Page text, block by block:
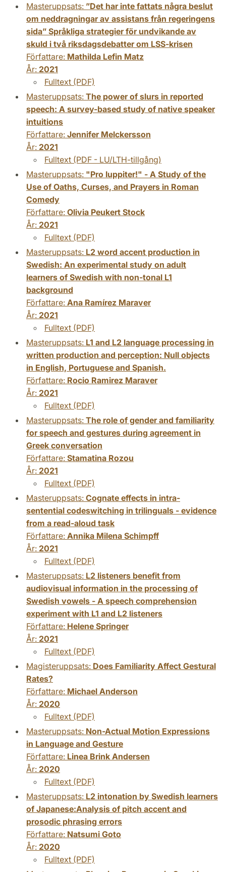
Masteruppsats: ”Det har inte fattats några beslut
om neddragningar av assistans från regeringens
sida” Språkliga strategier för undvikande av
skuld i två riksdagsdebatter om LSS-krisen
Författare: Mathilda Lefin Matz
År: 2021
Fulltext (PDF)
Masteruppsats: The power of slurs in reported
speech: A survey-based study of native speaker
intuitions
Författare: Jennifer Melckersson
År: 2021
Fulltext (PDF - LU/LTH-tillgång)
Masteruppsats: "Pro Iuppiter!" - A Study of the
Use of Oaths, Curses, and Prayers in Roman
Comedy
Författare: Olivia Peukert Stock
År: 2021
Fulltext (PDF)
Masteruppsats: L2 word accent production in
Swedish: An experimental study on adult
learners of Swedish with non-tonal L1
background
Författare: Ana Ramírez Maraver
År: 2021
Fulltext (PDF)
Masteruppsats: L1 and L2 language processing in
written production and perception: Null objects
in English, Portuguese and Spanish.
Författare: Rocio Ramirez Maraver
År: 2021
Fulltext (PDF)
Masteruppsats: The role of gender and familiarity
for speech and gestures during agreement in
Greek conversation
Författare: Stamatina Rozou
År: 2021
Fulltext (PDF)
Masteruppsats: Cognate effects in intra-
sentential codeswitching in trilinguals - evidence
from a read-aloud task
Författare: Annika Milena Schimpff
År: 2021
Fulltext (PDF)
Masteruppsats: L2 listeners benefit from
audiovisual information in the processing of
Swedish vowels - A speech comprehension
experiment with L1 and L2 listeners
Författare: Helene Springer
År: 2021
Fulltext (PDF)
Magisteruppsats: Does Familiarity Affect Gestural
Rates?
Författare: Michael Anderson
År: 2020
Fulltext (PDF)
Masteruppsats: Non-Actual Motion Expressions
in Language and Gesture
Författare: Linea Brink Andersen
År: 2020
Fulltext (PDF)
Masteruppsats: L2 intonation by Swedish learners
of Japanese:Analysis of pitch accent and
prosodic phrasing errors
Författare: Natsumi Goto
År: 2020
Fulltext (PDF)